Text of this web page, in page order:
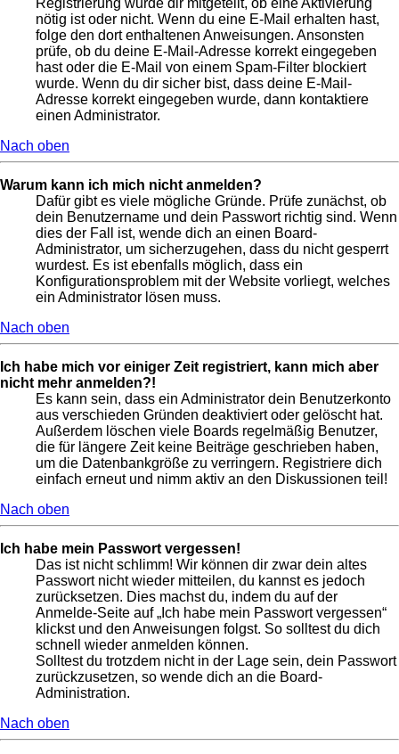
Registrierung wurde dir mitgeteilt, ob eine Aktivierung
nötig ist oder nicht. Wenn du eine E-Mail erhalten hast,
folge den dort enthaltenen Anweisungen. Ansonsten
prüfe, ob du deine E-Mail-Adresse korrekt eingegeben
hast oder die E-Mail von einem Spam-Filter blockiert
wurde. Wenn du dir sicher bist, dass deine E-Mail-
Adresse korrekt eingegeben wurde, dann kontaktiere
einen Administrator.
Nach oben
Warum kann ich mich nicht anmelden?
Dafür gibt es viele mögliche Gründe. Prüfe zunächst, ob
dein Benutzername und dein Passwort richtig sind. Wenn
dies der Fall ist, wende dich an einen Board-
Administrator, um sicherzugehen, dass du nicht gesperrt
wurdest. Es ist ebenfalls möglich, dass ein
Konfigurationsproblem mit der Website vorliegt, welches
ein Administrator lösen muss.
Nach oben
Ich habe mich vor einiger Zeit registriert, kann mich aber
nicht mehr anmelden?!
Es kann sein, dass ein Administrator dein Benutzerkonto
aus verschieden Gründen deaktiviert oder gelöscht hat.
Außerdem löschen viele Boards regelmäßig Benutzer,
die für längere Zeit keine Beiträge geschrieben haben,
um die Datenbankgröße zu verringern. Registriere dich
einfach erneut und nimm aktiv an den Diskussionen teil!
Nach oben
Ich habe mein Passwort vergessen!
Das ist nicht schlimm! Wir können dir zwar dein altes
Passwort nicht wieder mitteilen, du kannst es jedoch
zurücksetzen. Dies machst du, indem du auf der
Anmelde-Seite auf „Ich habe mein Passwort vergessen“
klickst und den Anweisungen folgst. So solltest du dich
schnell wieder anmelden können.
Solltest du trotzdem nicht in der Lage sein, dein Passwort
zurückzusetzen, so wende dich an die Board-
Administration.
Nach oben